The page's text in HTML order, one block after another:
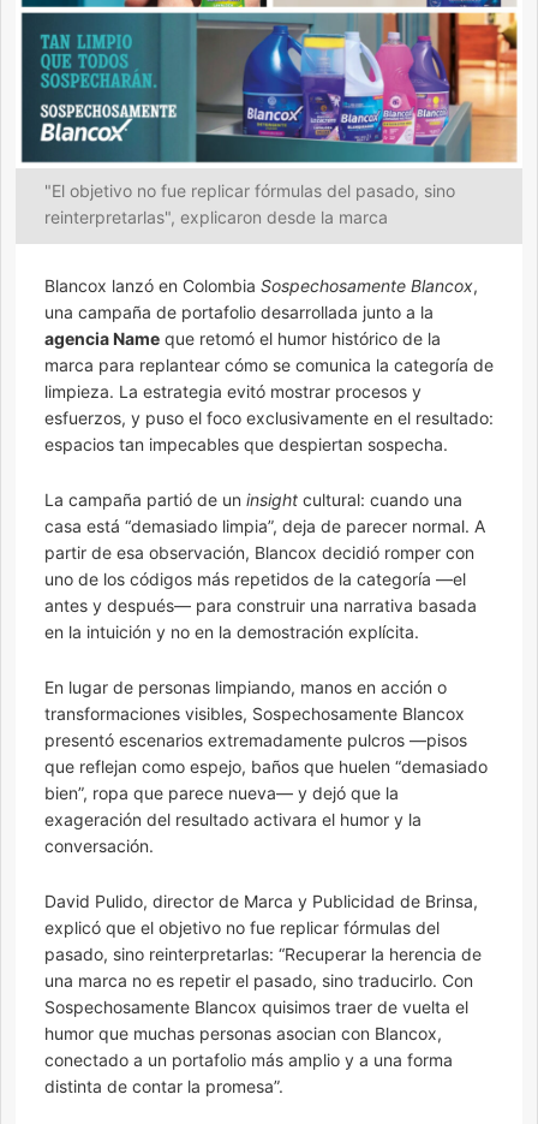
"El objetivo no fue replicar fórmulas del pasado, sino
reinterpretarlas", explicaron desde la marca
Blancox lanzó en Colombia Sospechosamente Blancox,
una campaña de portafolio desarrollada junto a la
agencia Name que retomó el humor histórico de la
marca para replantear cómo se comunica la categoría de
limpieza. La estrategia evitó mostrar procesos y
esfuerzos, y puso el foco exclusivamente en el resultado:
espacios tan impecables que despiertan sospecha.
La campaña partió de un insight cultural: cuando una
casa está “demasiado limpia”, deja de parecer normal. A
partir de esa observación, Blancox decidió romper con
uno de los códigos más repetidos de la categoría —el
antes y después— para construir una narrativa basada
en la intuición y no en la demostración explícita.
En lugar de personas limpiando, manos en acción o
transformaciones visibles, Sospechosamente Blancox
presentó escenarios extremadamente pulcros —pisos
que reflejan como espejo, baños que huelen “demasiado
bien”, ropa que parece nueva— y dejó que la
exageración del resultado activara el humor y la
conversación.
David Pulido, director de Marca y Publicidad de Brinsa,
explicó que el objetivo no fue replicar fórmulas del
pasado, sino reinterpretarlas: “Recuperar la herencia de
una marca no es repetir el pasado, sino traducirlo. Con
Sospechosamente Blancox quisimos traer de vuelta el
humor que muchas personas asocian con Blancox,
conectado a un portafolio más amplio y a una forma
distinta de contar la promesa”.